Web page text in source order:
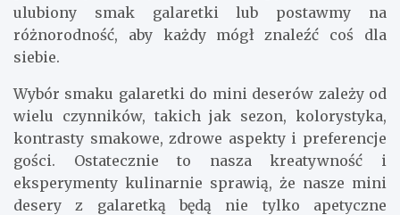
ulubiony smak galaretki lub postawmy na
różnorodność, aby każdy mógł znaleźć coś dla
siebie.
Wybór smaku galaretki do mini deserów zależy od
wielu czynników, takich jak sezon, kolorystyka,
kontrasty smakowe, zdrowe aspekty i preferencje
gości. Ostatecznie to nasza kreatywność i
eksperymenty kulinarnie sprawią, że nasze mini
desery z galaretką będą nie tylko apetyczne